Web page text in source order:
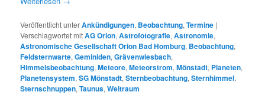
Veröffentlicht unterAnkündigungen, Beobachtung,Termine |
Verschlagwortet mitAG Orion,Astrofotografie,Astronomie,
Astronomische Gesellschaft Orion Bad Homburg, Beobachtung,
Feldsternwarte,Geminiden,Grävenwiesbach,
Himmelsbeobachtung,Meteore,Meteorstrom,Mönstadt, Planeten,
Planetensystem,SG Mönstadt,Sternbeobachtung,Sternhimmel,
Sternschnuppen,Taunus,Weltraum